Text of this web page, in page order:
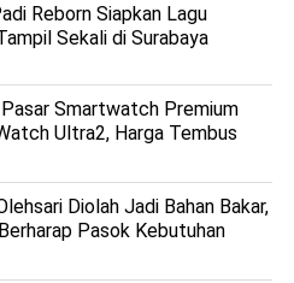
Reborn Siapkan Lagu
Sekali di Surabaya
Smartwatch Premium
Ultra2, Harga Tembus
Diolah Jadi Bahan Bakar,
Pasok Kebutuhan